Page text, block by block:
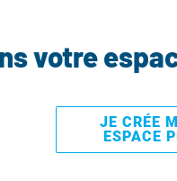
votre
JE CRÉE
ESPACE